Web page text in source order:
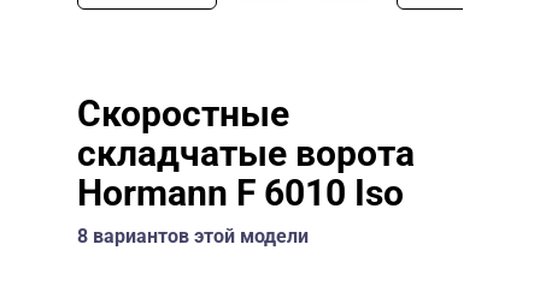
Скоростные
складчатые ворота
Hormann F 6010 Iso
8 вариантов этой модели